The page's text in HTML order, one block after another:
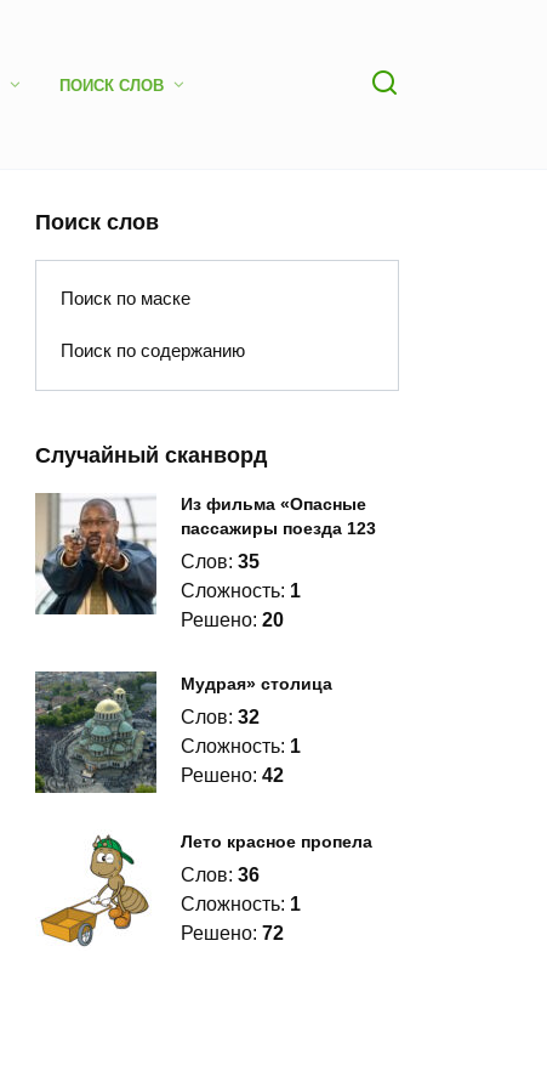
ПОИСК СЛОВ
Поиск слов
Поиск по маске
Поиск по содержанию
Случайный сканворд
Из фильма «Опасные
пассажиры поезда 123
Слов: 35
Сложность: 1
Решено: 20
Мудрая» столица
Слов: 32
Сложность: 1
Решено: 42
Лето красное пропела
Слов: 36
Сложность: 1
Решено: 72